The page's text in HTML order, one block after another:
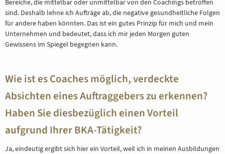
Bereiche, die mittelbar oder unmittelbar von den Coachings betroffen
sind. Deshalb lehne ich Aufträge ab, die negative gesundheitliche Folgen
für andere haben könnten. Das ist ein gutes Prinzip für mich und mein
Unternehmen und bedeutet, dass ich mir jeden Morgen guten
Gewissens im Spiegel begegnen kann.
Wie ist es Coaches möglich, verdeckte
Absichten eines Auftraggebers zu erkennen?
Haben Sie diesbezüglich einen Vorteil
aufgrund Ihrer BKA-Tätigkeit?
Ja, eindeutig ergibt sich hier ein Vorteil, weil ich in meinen Ausbildungen